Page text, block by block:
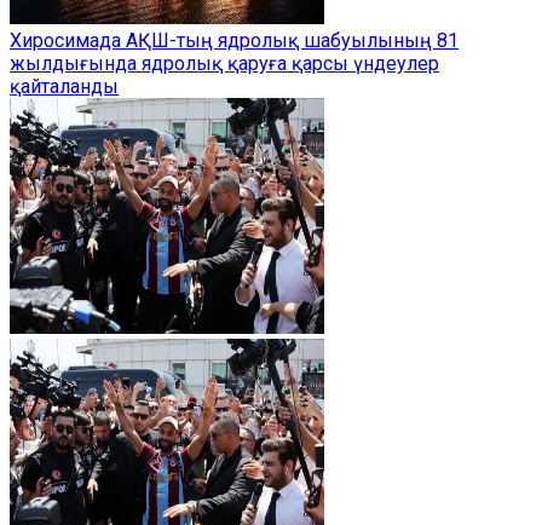
Хиросимада АҚШ-тың ядролық шабуылының 81
жылдығында ядролық қаруға қарсы үндеулер
қайталанды